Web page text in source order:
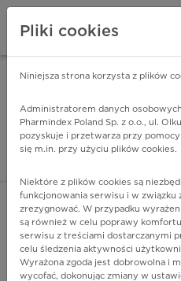
ZALOGUJ SIĘ
G05.8 - Zapalenie mózgu,
rdzenia kręgowego w
sklasyfikowanych gdzie indziej
Więcej na lekiicd10.pl
Pliki cookies
Niniejsza strona korzysta z plików
Administratorem danych
Pharmindex Poland Sp. z o.o., ul.
pozyskuje i przetwarza przy
się m.in. przy użyciu plików cookies.
Niektóre z plików cookies są
funkcjonowania serwisu i w związku
zrezygnować. W przypadku
są również w celu poprawy
serwisu z treściami dostarczanymi
celu śledzenia aktywności
Wyrażona zgoda jest dobrowolna i
wycofać, dokonując zmiany w
ZA DARMO - w